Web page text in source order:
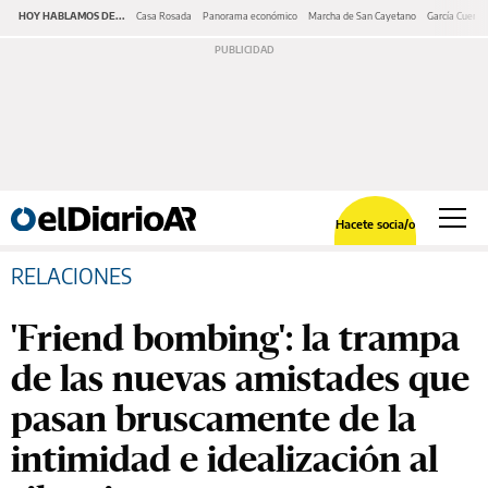
HOY HABLAMOS DE... Casa Rosada Panorama económico Marcha de San Cayetano García Cuerva
Hacete socia/o
RELACIONES
'Friend bombing': la trampa
de las nuevas amistades que
pasan bruscamente de la
intimidad e idealización al